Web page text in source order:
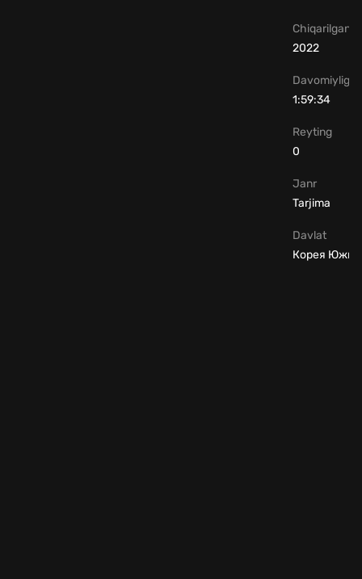
Chiqarilgan
2022
Janr
Tarjima
Davomiyligi
1:59:34
Davlat
Корея
Reyting
0